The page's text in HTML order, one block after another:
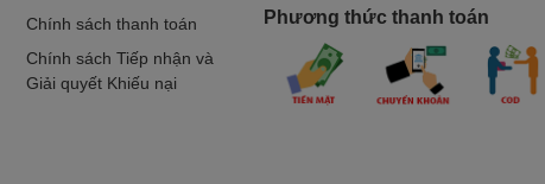
Chính sách thanh toán
Chính sách Tiếp nhận và
Giải quyết Khiếu nại
Phương thức thanh toán